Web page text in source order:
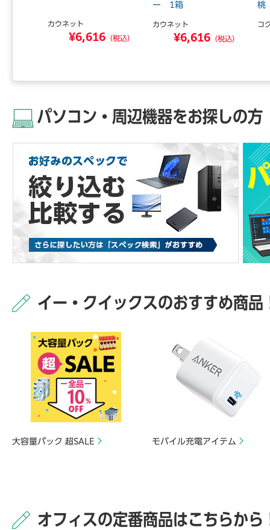
カウネット
¥6,616 （税込）
ー 1箱
カウネット
¥6,616 （税込）
桃
コ
パソコン・周辺機器をお探しの方
イー・クイックスのおすすめ商品
大容量パック 超SALE モバイル充電アイテム
オフィスの定番商品はこちらから